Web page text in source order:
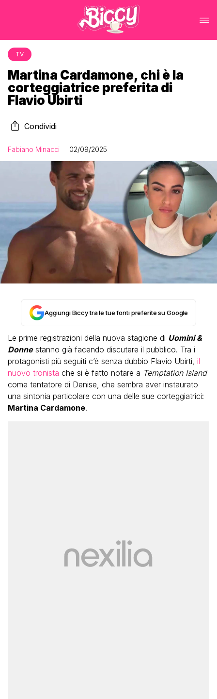
TV
Martina Cardamone, chi è la
corteggiatrice preferita di
Flavio Ubirti
Condividi
Fabiano Minacci 02/09/2025
Aggiungi Biccy tra le tue fonti preferite su Google
Le prime registrazioni della nuova stagione di Uomini &
Donnestanno già facendo discutere il pubblico. Tra i
protagonisti più seguiti c’è senza dubbio Flavio Ubirti, il
nuovo tronista che si è fatto notare a Temptation Island
come tentatore di Denise, che sembra aver instaurato
una sintonia particolare con una delle sue corteggiatrici:
Martina Cardamone.